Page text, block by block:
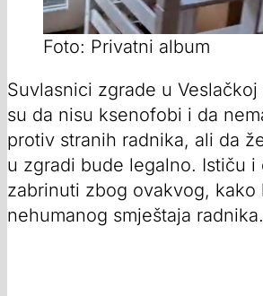
Foto: Privatni album
Suvlasnici zgrade u
su da nisu ksenofobi i da
protiv stranih radnika, ali da
u zgradi bude legalno. Ističu i
zabrinuti zbog ovakvog, kako
nehumanog smještaja radnika.